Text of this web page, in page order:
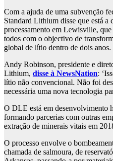
Com a ajuda de uma subvenção
Standard Lithium disse que está
processamento em Lewisville, que
todos com o objectivo de
global de lítio dentro de dois anos.
Andy Robinson, presidente e
Lithium, disse à NewsNation:
lítio não convencional. Não foi
necessária uma nova tecnologia
O DLE está em desenvolvimento
formando parcerias com outras
extração de minerais vitais em
O processo envolve o
chamada de salmoura, de